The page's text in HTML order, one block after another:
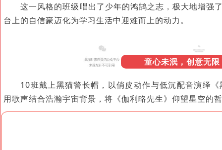
这一风格的班级唱出了少年的鸿鹄之志，极大地增强
台上的自信豪迈化为学习生活中迎难而上的动力。
童心未泯，创意无限
10班戴上黑猫警长帽，以俏皮动作与低沉配音演绎
用歌声结合浩瀚宇宙背景，将《伽利略先生》仰望星空的